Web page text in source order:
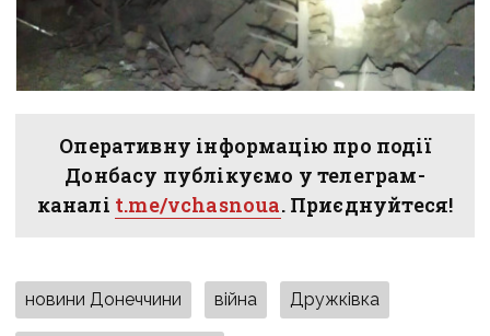
Оперативну інформацію про події
Донбасу публікуємо у телеграм-
каналі t.me/vchasnoua. Приєднуйтеся!
новини Донеччини війна Дружківка